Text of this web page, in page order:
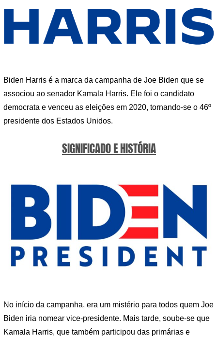
Biden Harris é a marca da campanha de Joe Biden que se
associou ao senador Kamala Harris. Ele foi o candidato
democrata e venceu as eleições em 2020, tornando-se o 46º
presidente dos Estados Unidos.
SIGNIFICADO E HISTÓRIA
No início da campanha, era um mistério para todos quem Joe
Biden iria nomear vice-presidente. Mais tarde, soube-se que
Kamala Harris, que também participou das primárias e